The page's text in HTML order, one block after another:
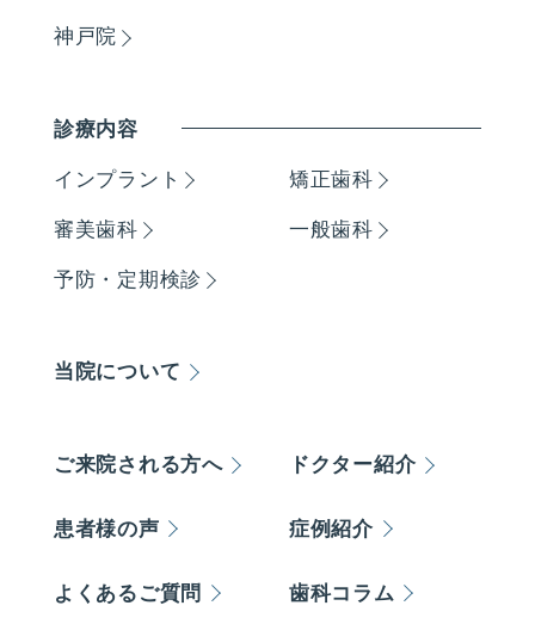
神戸院
診療内容
インプラント 矯正歯科
審美歯科 一般歯科
予防・定期検診
当院について
ご来院される方へ ドクター紹介
患者様の声 症例紹介
よくあるご質問 歯科コラム